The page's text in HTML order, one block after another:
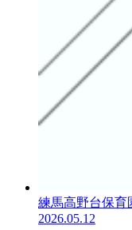
練馬高野台保育
2026.05.12